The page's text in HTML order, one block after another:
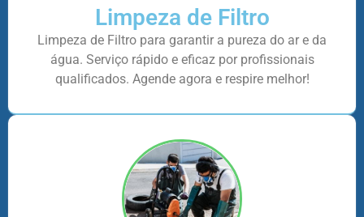
Limpeza de Filtro
Limpeza de Filtro para garantir a pureza do ar e da
água. Serviço rápido e eficaz por profissionais
qualificados. Agende agora e respire melhor!